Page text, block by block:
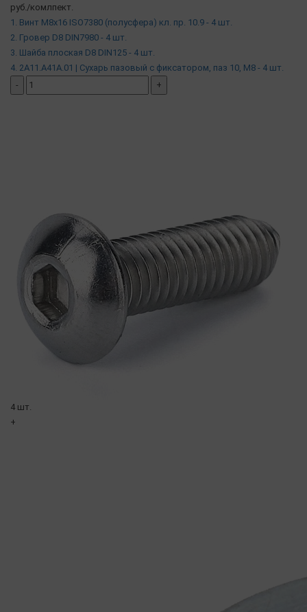
руб./комлпект.
1. Винт М8х16 ISO7380 (полусфера) кл. пр. 10.9 - 4 шт.
2. Гровер D8 DIN7980 - 4 шт.
3. Шайба плоская D8 DIN125 - 4 шт.
4. 2A11.A41A.01 | Сухарь пазовый c фиксатором, паз 10, М8 - 4 шт.
-
+
4 шт.
+